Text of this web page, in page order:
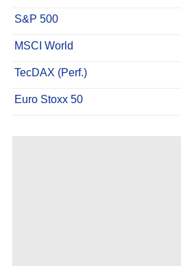
S&P 500
MSCI World
TecDAX (Perf.)
Euro Stoxx 50